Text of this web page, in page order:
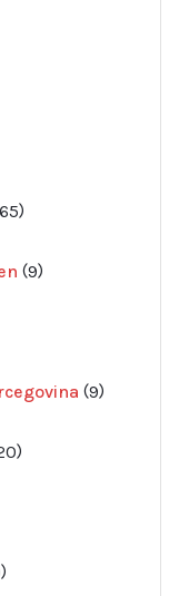
65
produkter
9
produkter
9
produkter
produkter
produkter